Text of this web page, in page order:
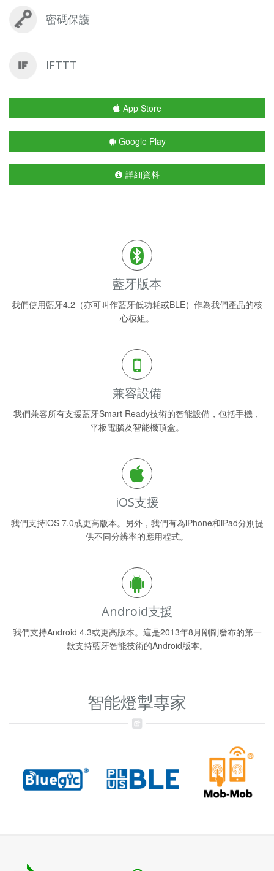
密碼保護
IFTTT
App Store
Google Play
詳細資料
藍牙版本
我們使用藍牙4.2（亦可叫作藍牙低功耗或BLE）作為我們產品的核
心模組。
兼容設備
我們兼容所有支援藍牙Smart Ready技術的智能設備，包括手機，
平板電腦及智能機頂盒。
iOS支援
我們支持iOS 7.0或更高版本。另外，我們有為iPhone和iPad分別提
供不同分辨率的應用程式。
Android支援
我們支持Android 4.3或更高版本。這是2013年8月剛剛發布的第一
款支持藍牙智能技術的Android版本。
智能燈掣專家